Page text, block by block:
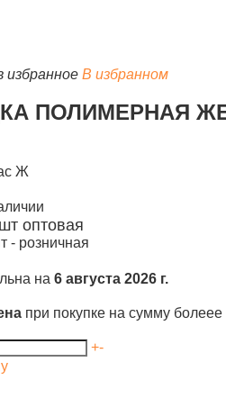
избранное В избранном
ПОЛИМЕРНАЯ
Ж
оптовая
- розничная
на 6 августа 2026 г.
при покупке на сумму
+-